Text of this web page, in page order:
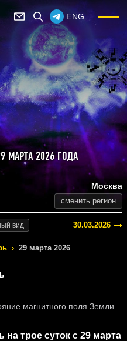
ENG
МАРТА 2026 ГОДА
Москва
сменить регион
вид 30.03.2026
› 29 марта 2026
магнитного поля Земли
на трое суток с 29 марта